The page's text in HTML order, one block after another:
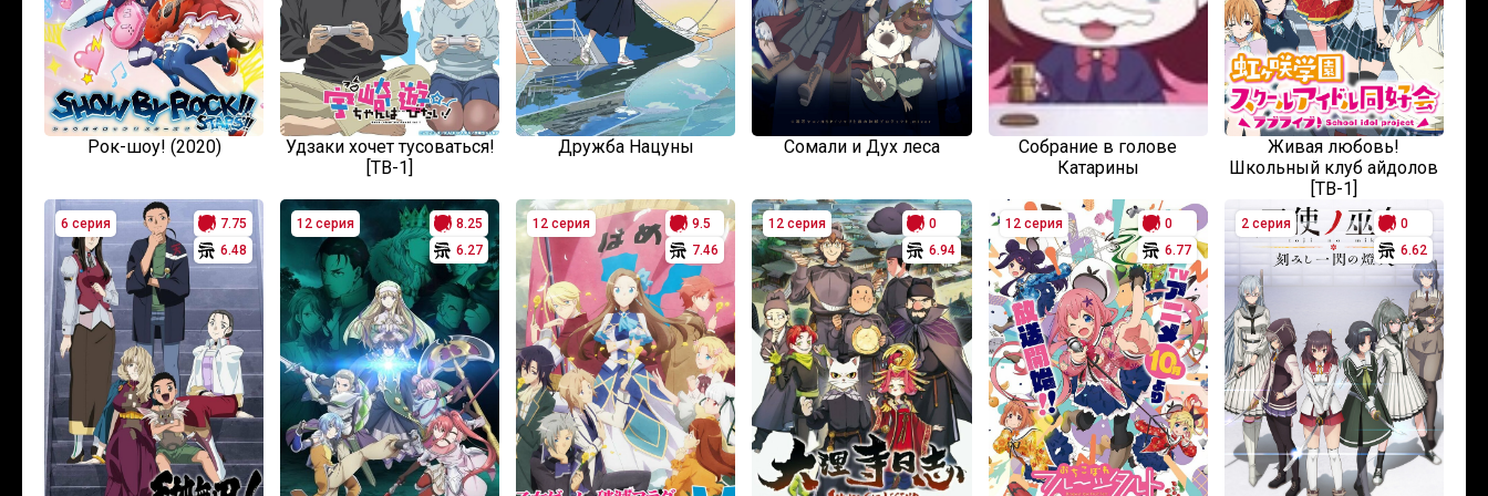
Рок-шоу! (2020)
Удзаки хочет тусоваться!
[ТВ-1]
Дружба Нацуны Сомали и Дух леса
Собрание в голове
Катарины
Живая любовь!
Школьный клуб айдолов
[ТВ-1]
6 серия
7.75
6.48
12 серия
8.25
6.27
12 серия
9.5
7.46
12 серия
0
6.94
12 серия
0
6.77
2 серия
0
6.62